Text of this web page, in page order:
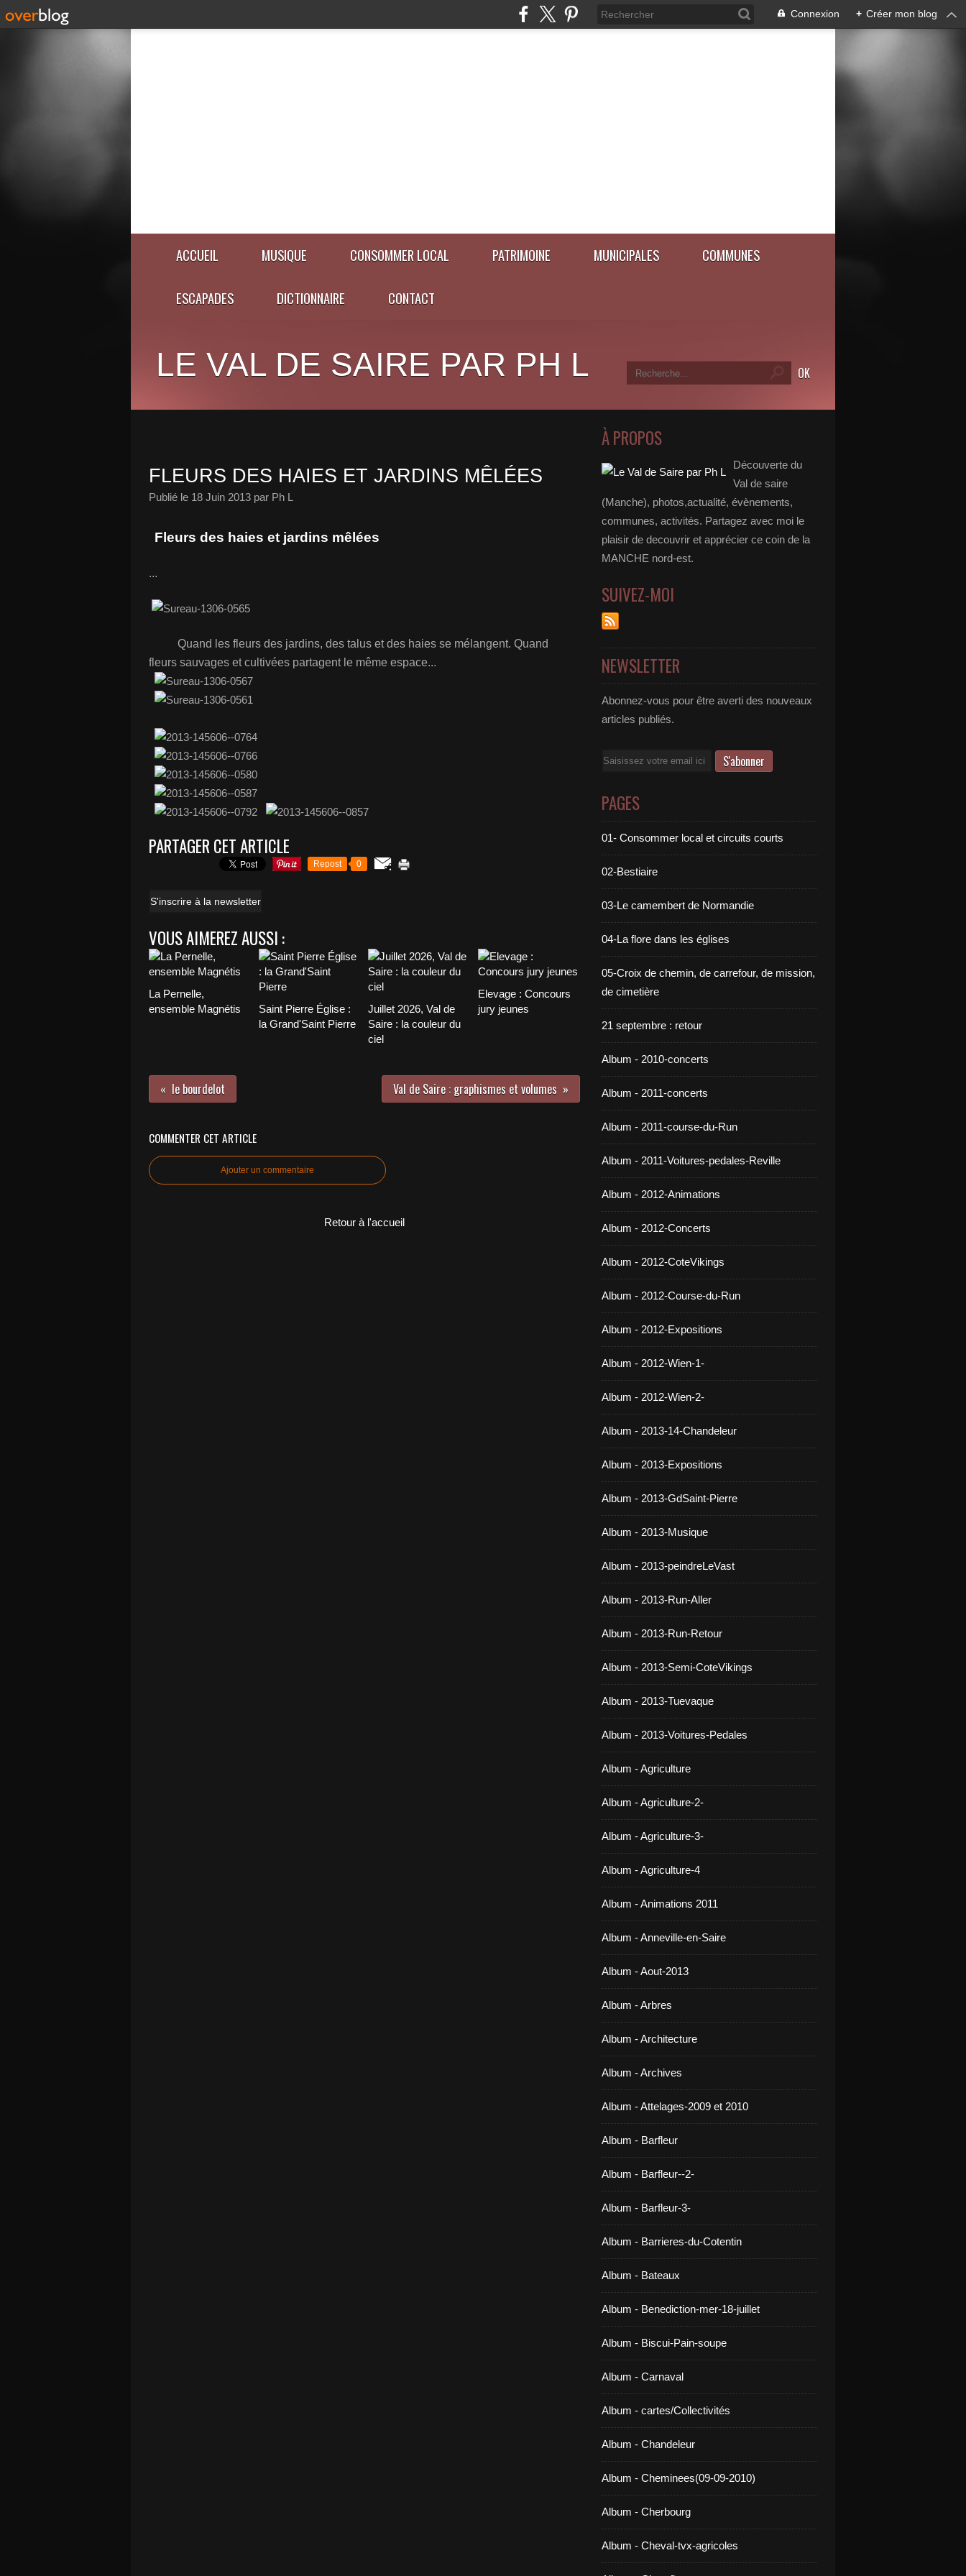
Connexion + Créer mon blog
ACCUEIL MUSIQUE CONSOMMER LOCAL PATRIMOINE MUNICIPALES COMMUNES
ESCAPADES DICTIONNAIRE CONTACT
LE VAL DE SAIRE PAR PH L
FLEURS DES HAIES ET JARDINS MÊLÉES
Publié le 18 Juin 2013 par Ph L
Fleurs des haies et jardins mêlées
...
Quand les fleurs des jardins, des talus et des haies se mélangent. Quand
fleurs sauvages et cultivées partagent le même espace...
PARTAGER CET ARTICLE
Repost 0
S'inscrire à la newsletter
VOUS AIMEREZ AUSSI :
La Pernelle,
ensemble Magnétis
Saint Pierre Église :
la Grand'Saint Pierre
Juillet 2026, Val de
Saire : la couleur du
ciel
Elevage : Concours
jury jeunes
le bourdelot Val de Saire : graphismes et volumes
COMMENTER CET ARTICLE
Ajouter un commentaire
Retour à l'accueil
À PROPOS
Découverte du
Val de saire
(Manche), photos,actualité, évènements,
communes, activités. Partagez avec moi le
plaisir de decouvrir et apprécier ce coin de la
MANCHE nord-est.
SUIVEZ-MOI
NEWSLETTER
Abonnez-vous pour être averti des nouveaux
articles publiés.
Email
PAGES
01- Consommer local et circuits courts
02-Bestiaire
03-Le camembert de Normandie
04-La flore dans les églises
05-Croix de chemin, de carrefour, de mission,
de cimetière
21 septembre : retour
Album - 2010-concerts
Album - 2011-concerts
Album - 2011-course-du-Run
Album - 2011-Voitures-pedales-Reville
Album - 2012-Animations
Album - 2012-Concerts
Album - 2012-CoteVikings
Album - 2012-Course-du-Run
Album - 2012-Expositions
Album - 2012-Wien-1-
Album - 2012-Wien-2-
Album - 2013-14-Chandeleur
Album - 2013-Expositions
Album - 2013-GdSaint-Pierre
Album - 2013-Musique
Album - 2013-peindreLeVast
Album - 2013-Run-Aller
Album - 2013-Run-Retour
Album - 2013-Semi-CoteVikings
Album - 2013-Tuevaque
Album - 2013-Voitures-Pedales
Album - Agriculture
Album - Agriculture-2-
Album - Agriculture-3-
Album - Agriculture-4
Album - Animations 2011
Album - Anneville-en-Saire
Album - Aout-2013
Album - Arbres
Album - Architecture
Album - Archives
Album - Attelages-2009 et 2010
Album - Barfleur
Album - Barfleur--2-
Album - Barfleur-3-
Album - Barrieres-du-Cotentin
Album - Bateaux
Album - Benediction-mer-18-juillet
Album - Biscui-Pain-soupe
Album - Carnaval
Album - cartes/Collectivités
Album - Chandeleur
Album - Cheminees(09-09-2010)
Album - Cherbourg
Album - Cheval-tvx-agricoles